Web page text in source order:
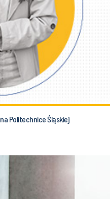
Politechnice Śląskiej